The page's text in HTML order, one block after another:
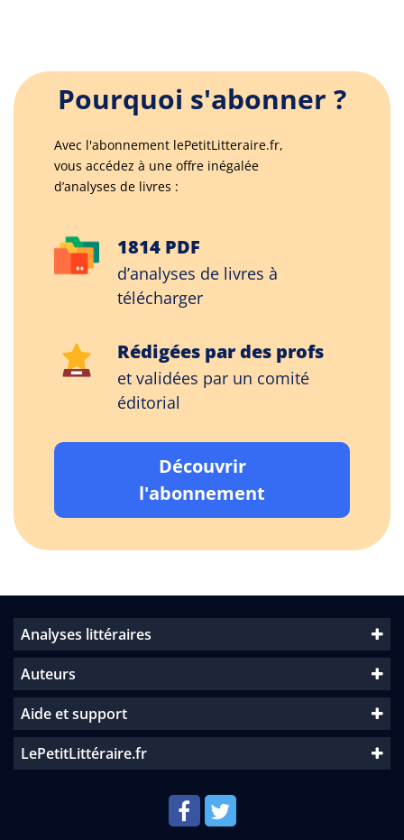
Pourquoi s'abonner ?
Avec l'abonnement lePetitLitteraire.fr,
vous accédez à une offre inégalée
d’analyses de livres :
1814 PDF
d’analyses de livres à
télécharger
Rédigées par des profs
et validées par un comité
éditorial
Découvrir
l'abonnement
Analyses littéraires
Auteurs
Aide et support
LePetitLittéraire.fr